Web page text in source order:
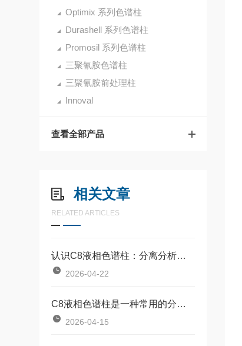
Optimix 系列色谱柱
Durashell 系列色谱柱
Promosil 系列色谱柱
三聚氰胺色谱柱
三聚氰胺前处理柱
Innoval
查看全部产品
相关文章
RELATED ARTICLES
认识C8液相色谱柱：分离分析中的常用工具
2026-04-22
C8液相色谱柱是一种常用的分离分析技术
2026-04-15